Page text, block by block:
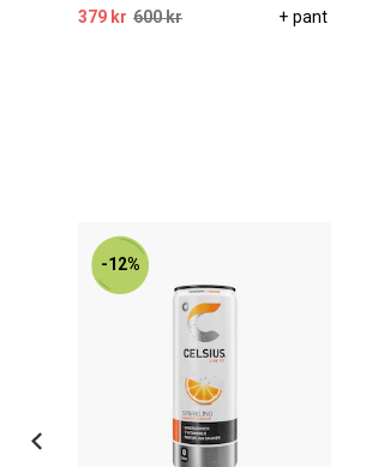
379 kr 600 kr + pant
-12%